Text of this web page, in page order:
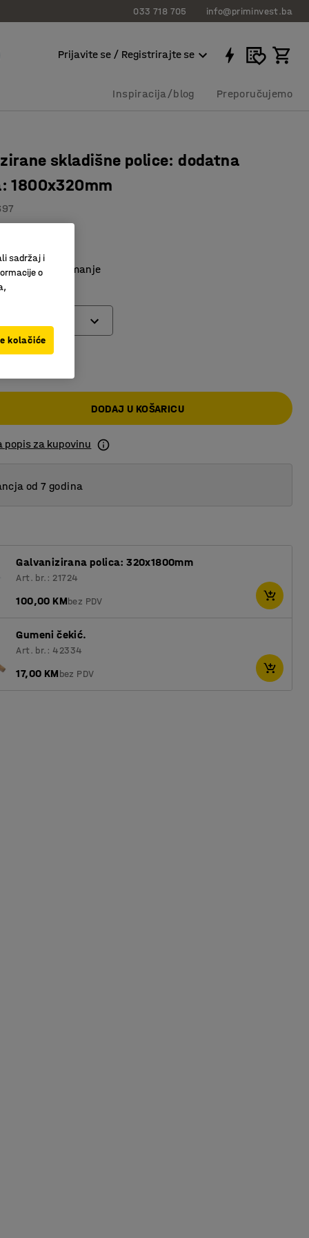
033 718 705 info@priminvest.ba
Prijavite se / Registrirajte se
Inspiracija/blog Preporučujemo
skladišne police: dodatna
1800x320mm
police
za spremanje
DODAJ U KOŠARICU
popis za kupovinu
od 7 godina
Galvanizirana polica: 320x1800mm
Art. br.: 21724
100,00 KMbez PDV
Gumeni čekić.
Art. br.: 42334
17,00 KMbez PDV
sadržaj i
o
kolačiće